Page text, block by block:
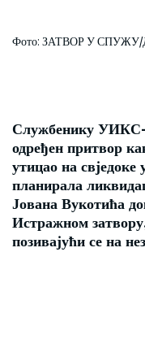
Фото: ЗАТВОР У
Службенику УИКС-
одређен притвор
утицао на свједоке
планирала
Јована Вукотића
Истражном
позивајући се на